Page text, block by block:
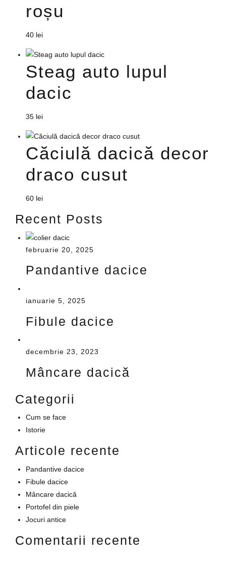
roșu
40 lei
Steag auto lupul
dacic
35 lei
Căciulă dacică decor
draco cusut
60 lei
Recent Posts
februarie 20, 2025
Pandantive dacice
ianuarie 5, 2025
Fibule dacice
decembrie 23, 2023
Mâncare dacică
Categorii
Cum se face
Istorie
Articole recente
Pandantive dacice
Fibule dacice
Mâncare dacică
Portofel din piele
Jocuri antice
Comentarii recente